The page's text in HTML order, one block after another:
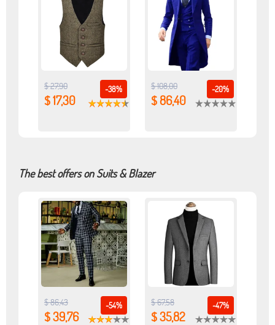
-38%
$ 27,90
$ 17,30
-20%
$ 108,00
$ 86,40
The best offers on Suits & Blazer
-54%
$ 86,43
$ 39,76
-47%
$ 67,58
$ 35,82